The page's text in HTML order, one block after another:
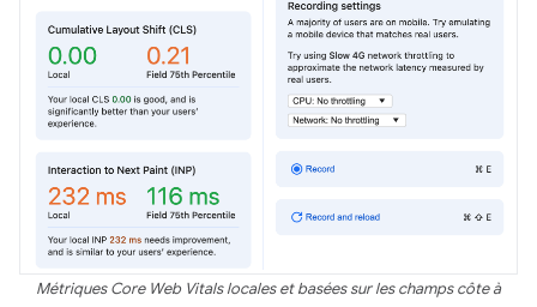
Métriques Core Web Vitals locales et basées sur les champs côte à